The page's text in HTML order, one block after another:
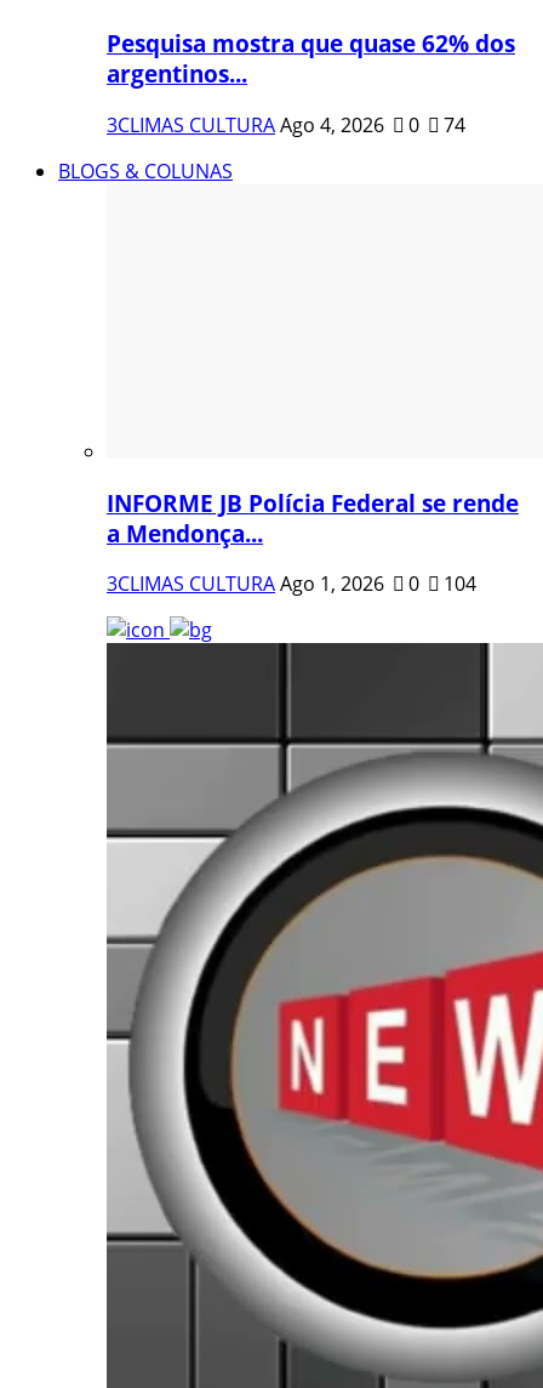
Pesquisa mostra que quase 62% dos
argentinos...
3CLIMAS CULTURAAgo 4, 2026 0
74
BLOGS & COLUNAS
INFORME JB Polícia Federal se rende
a Mendonça...
3CLIMAS CULTURAAgo 1, 2026 0 104